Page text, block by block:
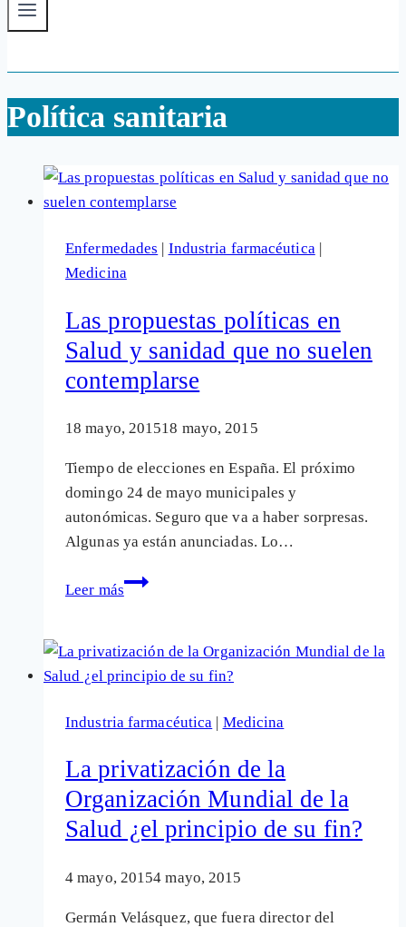
Política sanitaria
Enfermedades Industria farmacéutica|
Medicina
Las propuestas políticas en
Salud y sanidad que no suelen
contemplarse
18 mayo, 201518 mayo, 2015
Tiempo de elecciones en España. El próximo
domingo 24 de mayo municipales y
autonómicas. Seguro que va a haber sorpresas.
Algunas ya están anunciadas. Lo…
Leer más
Las
en
Salud
sanidad
no
suelen
contemplarse
Industria farmacéutica | Medicina
La privatización de la
Organización Mundial de la
Salud ¿el principio de su fin?
4 mayo, 20154 mayo, 2015
Germán Velásquez, que fuera director del